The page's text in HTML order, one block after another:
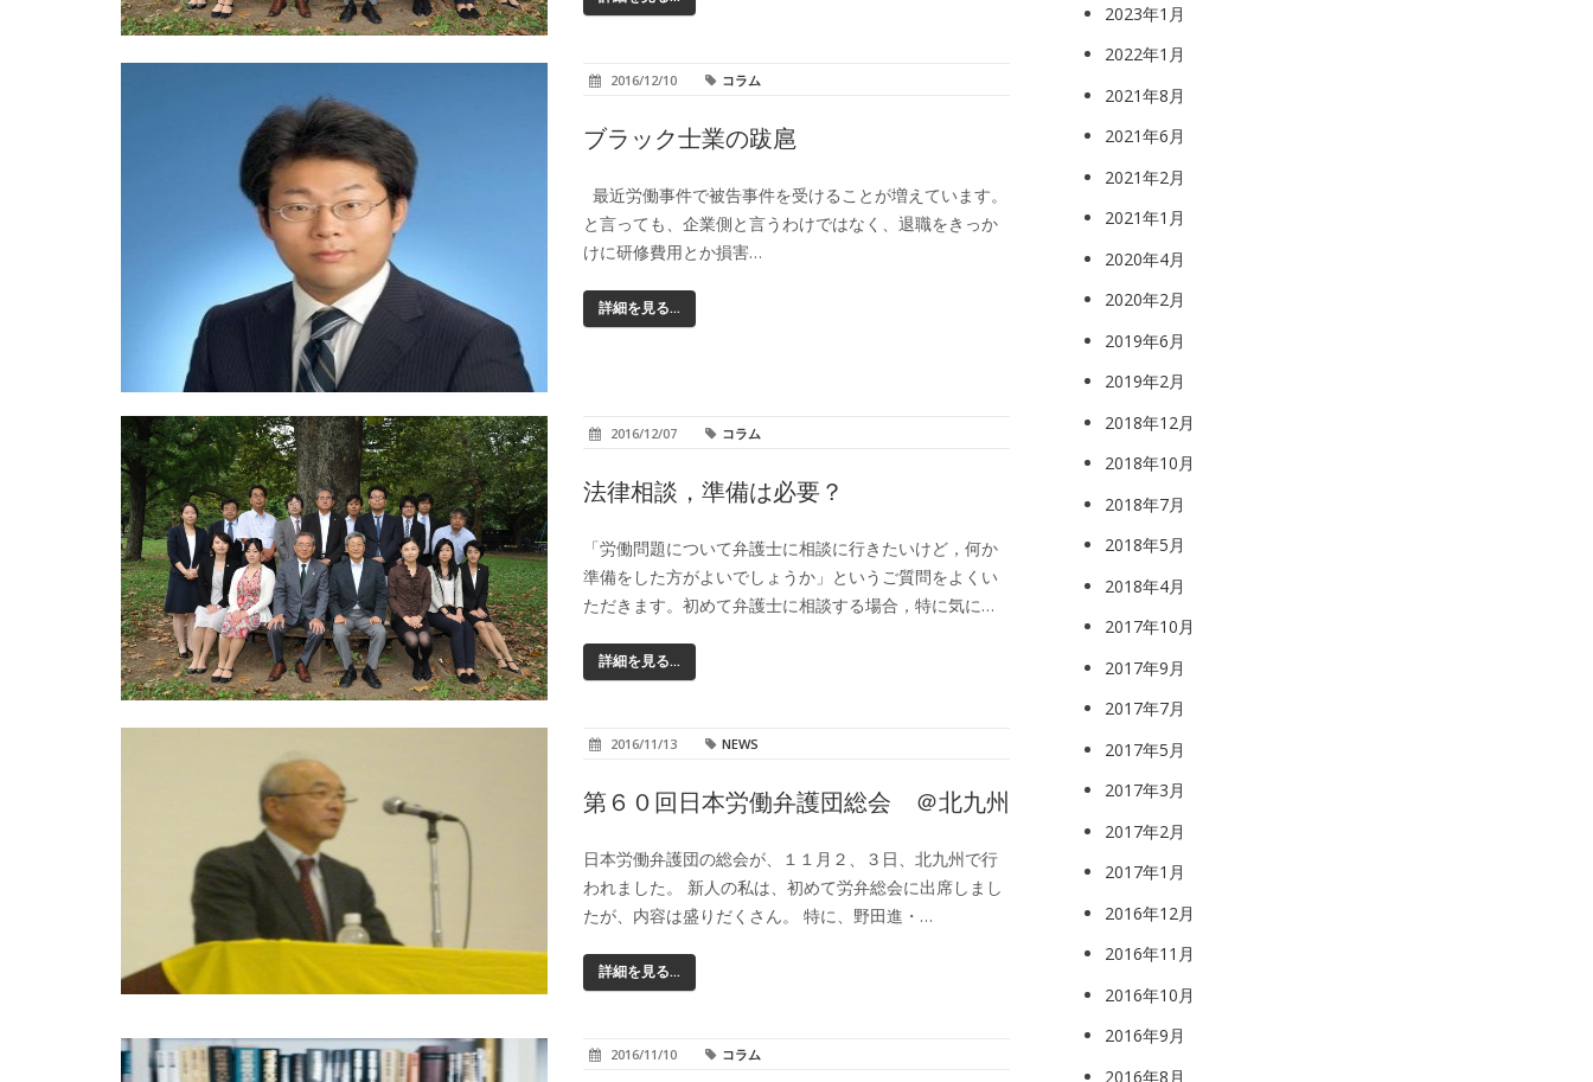
2016/12/10 コラム
ブラック士業の跋扈
最近労働事件で被告事件を受けることが増えています。
と言っても、企業側と言うわけではなく、退職をきっか
けに研修費用とか損害…
詳細を見る...
2016/12/07 コラム
法律相談，準備は必要？
「労働問題について弁護士に相談に行きたいけど，何か
準備をした方がよいでしょうか」というご質問をよくい
ただきます。初めて弁護士に相談する場合，特に気に…
詳細を見る...
2016/11/13 NEWS
第６０回日本労働弁護団総会 ＠北九州
日本労働弁護団の総会が、１１月２、３日、北九州で行
われました。 新人の私は、初めて労弁総会に出席しまし
たが、内容は盛りだくさん。 特に、野田進・…
詳細を見る...
2016/11/10 コラム
2023年1月
2022年1月
2021年8月
2021年6月
2021年2月
2021年1月
2020年4月
2020年2月
2019年6月
2019年2月
2018年12月
2018年10月
2018年7月
2018年5月
2018年4月
2017年10月
2017年9月
2017年7月
2017年5月
2017年3月
2017年2月
2017年1月
2016年12月
2016年11月
2016年10月
2016年9月
2016年8月